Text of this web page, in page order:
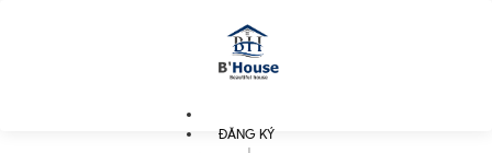
ĐĂNG KÝ